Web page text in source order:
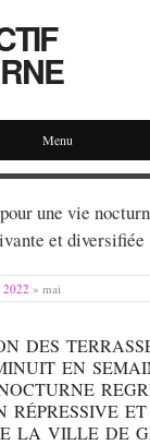
Menu
une vie
et diversifiée
2022 » mai
DES
EN
RÉPRESSIVE
LA VILLE DE